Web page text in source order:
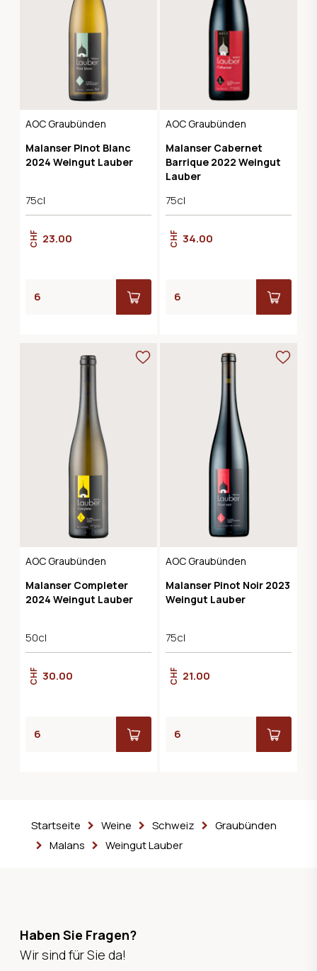
AOC Graubünden
Malanser Pinot Blanc
2024 Weingut Lauber
75cl
CHF 23.00
AOC Graubünden
Malanser Cabernet
Barrique 2022 Weingut
Lauber
75cl
CHF 34.00
AOC Graubünden
Malanser Completer
2024 Weingut Lauber
50cl
CHF 30.00
AOC Graubünden
Malanser Pinot Noir 2023
Weingut Lauber
75cl
CHF 21.00
Startseite Weine Schweiz
Graubünden
Malans
Weingut Lauber
Haben Sie Fragen?
Wir sind für Sie da!